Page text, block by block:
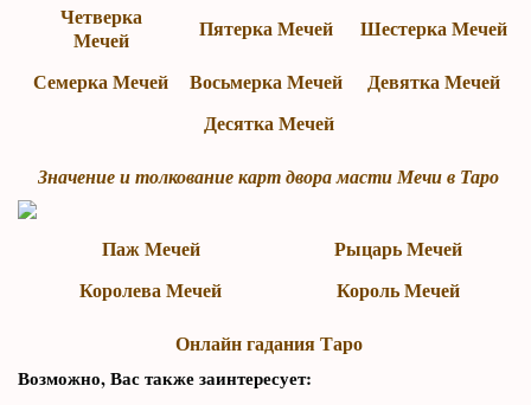
Четверка
Мечей
Пятерка Мечей
Шестерка Мечей
Семерка Мечей
Восьмерка Мечей
Девятка Мечей
Десятка Мечей
Значение и толкование карт двора масти Мечи в Таро
Паж Мечей
Рыцарь Мечей
Королева Мечей
Король Мечей
Онлайн гадания Таро
Возможно, Вас также заинтересует: